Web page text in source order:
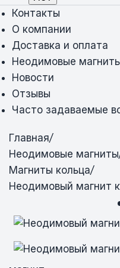
Контакты
О компании
Доставка и оплата
Неодимовые
Новости
Отзывы
Часто задаваемые
Главная/
Неодимовые магниты
Магниты кольца/
Неодимовый магнит
Неодимовый
Неодимовый